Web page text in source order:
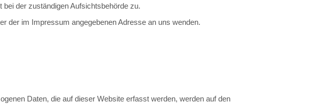
der zuständigen Aufsichtsbehörde zu.
der im Impressum angegebenen Adresse an uns wenden.
Daten, die auf dieser Website erfasst werden, werden auf den